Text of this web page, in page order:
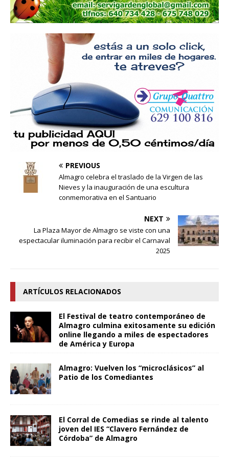
PREVIOUS
Almagro celebra el traslado de la Virgen de las
Nieves y la inauguración de una escultura
conmemorativa en el Santuario
NEXT
La Plaza Mayor de Almagro se viste con una
espectacular iluminación para recibir el Carnaval
2025
ARTÍCULOS RELACIONADOS
El Festival de teatro contemporáneo de
Almagro culmina exitosamente su edición
online llegando a miles de espectadores
de América y Europa
Almagro: Vuelven los “microclásicos” al
Patio de los Comediantes
El Corral de Comedias se rinde al talento
joven del IES “Clavero Fernández de
Córdoba” de Almagro